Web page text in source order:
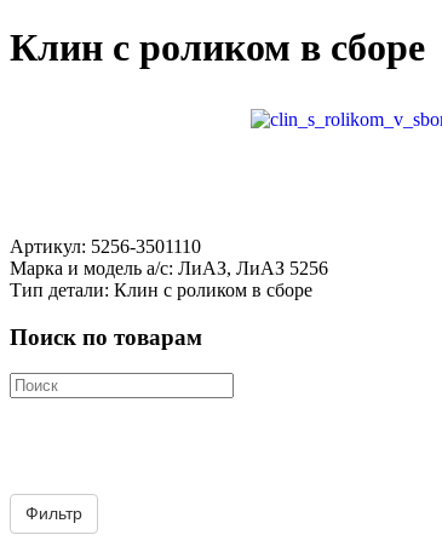
Клин с роликом в сборе
Артикул: 5256-3501110
Марка и модель а/с: ЛиАЗ, ЛиАЗ 5256
Тип детали: Клин с роликом в сборе
Поиск по товарам